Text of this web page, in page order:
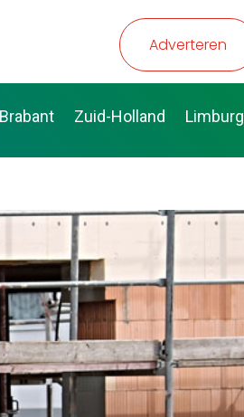
Adverteren
Zuid-Holland Limburg